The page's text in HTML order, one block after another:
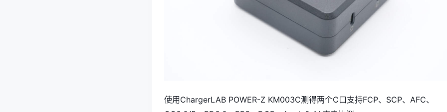
使用ChargerLAB POWER-Z KM003C测得两个C口支持FCP、SCP、AFC、